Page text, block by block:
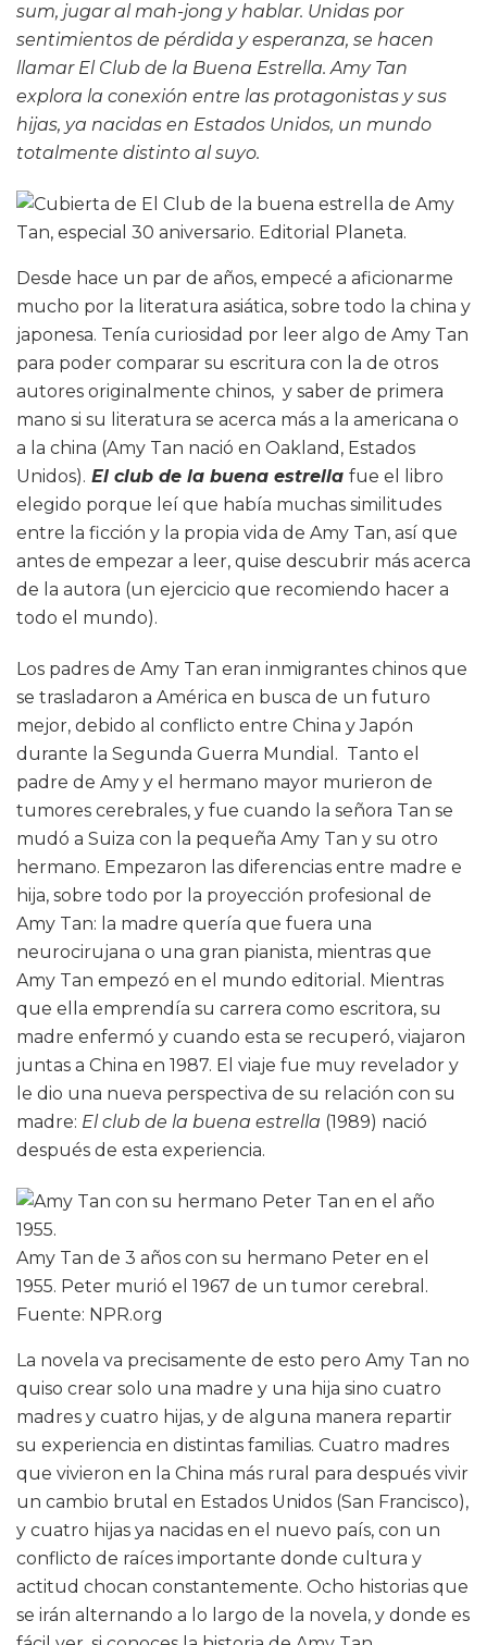
sum, jugar al mah-jong y hablar. Unidas por
sentimientos de pérdida y esperanza, se hacen
llamar El Club de la Buena Estrella. Amy Tan
explora la conexión entre las protagonistas y sus
hijas, ya nacidas en Estados Unidos, un mundo
totalmente distinto al suyo.
Desde hace un par de años, empecé a aficionarme
mucho por la literatura asiática, sobre todo la china y
japonesa. Tenía curiosidad por leer algo de Amy Tan
para poder comparar su escritura con la de otros
autores originalmente chinos, y saber de primera
mano si su literatura se acerca más a la americana o
a la china (Amy Tan nació en Oakland, Estados
Unidos). El club de la buena estrella fue el libro
elegido porque leí que había muchas similitudes
entre la ficción y la propia vida de Amy Tan, así que
antes de empezar a leer, quise descubrir más acerca
de la autora (un ejercicio que recomiendo hacer a
todo el mundo).
Los padres de Amy Tan eran inmigrantes chinos que
se trasladaron a América en busca de un futuro
mejor, debido al conflicto entre China y Japón
durante la Segunda Guerra Mundial. Tanto el
padre de Amy y el hermano mayor murieron de
tumores cerebrales, y fue cuando la señora Tan se
mudó a Suiza con la pequeña Amy Tan y su otro
hermano. Empezaron las diferencias entre madre e
hija, sobre todo por la proyección profesional de
Amy Tan: la madre quería que fuera una
neurocirujana o una gran pianista, mientras que
Amy Tan empezó en el mundo editorial. Mientras
que ella emprendía su carrera como escritora, su
madre enfermó y cuando esta se recuperó, viajaron
juntas a China en 1987. El viaje fue muy revelador y
le dio una nueva perspectiva de su relación con su
madre: El club de la buena estrella (1989) nació
después de esta experiencia.
Amy Tan de 3 años con su hermano Peter en el
1955. Peter murió el 1967 de un tumor cerebral.
Fuente: NPR.org
La novela va precisamente de esto pero Amy Tan no
quiso crear solo una madre y una hija sino cuatro
madres y cuatro hijas, y de alguna manera repartir
su experiencia en distintas familias. Cuatro madres
que vivieron en la China más rural para después vivir
un cambio brutal en Estados Unidos (San Francisco),
y cuatro hijas ya nacidas en el nuevo país, con un
conflicto de raíces importante donde cultura y
actitud chocan constantemente. Ocho historias que
se irán alternando a lo largo de la novela, y donde es